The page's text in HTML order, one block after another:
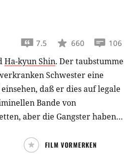
7.5 660 106
Ha-kyun Shin. Der taubstumme
Schwester eine
daß er dies auf legale
Bande von
aber die Gangster haben
Doch dies erweist sich für ihn
FILM VORMERKEN